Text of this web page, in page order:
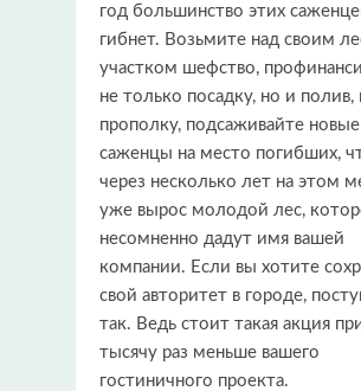
год большинство этих
гибнет. Возьмите над своим
участком шефство,
не только посадку, но и полив,
прополку, подсаживайте новые
саженцы на место погибших,
через несколько лет на этом
уже вырос молодой лес,
несомненно дадут имя вашей
компании. Если вы хотите
свой авторитет в городе,
так. Ведь стоит такая акция
тысячу раз меньше вашего
гостиничного проекта.